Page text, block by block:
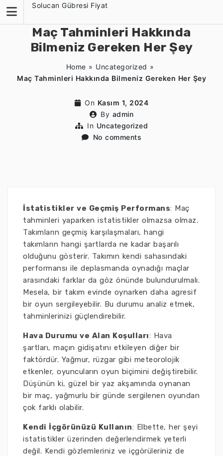
content
Solucan Gübresi Fiyat
Maç Tahminleri Hakkında
Bilmeniz Gereken Her Şey
Home » Uncategorized »
Maç Tahminleri Hakkında Bilmeniz Gereken Her Şey
On Kasım 1, 2024
By admin
In Uncategorized
No comments
İstatistikler ve Geçmiş Performans: Maç
tahminleri yaparken istatistikler olmazsa olmaz.
Takımların geçmiş karşılaşmaları, hangi
takımların hangi şartlarda ne kadar başarılı
olduğunu gösterir. Takımın kendi sahasındaki
performansı ile deplasmanda oynadığı maçlar
arasındaki farklar da göz önünde bulundurulmalı.
Mesela, bir takım evinde oynarken daha agresif
bir oyun sergileyebilir. Bu durumu analiz etmek,
tahminlerinizi güçlendirebilir.
Hava Durumu ve Alan Koşulları: Hava
şartları, maçın gidişatını etkileyen diğer bir
faktördür. Yağmur, rüzgar gibi meteorolojik
etkenler, oyuncuların oyun biçimini değiştirebilir.
Düşünün ki, güzel bir yaz akşamında oynanan
bir maç, yağmurlu bir günde sergilenen oyundan
çok farklı olabilir.
Kendi İçgörünüzü Kullanın: Elbette, her şeyi
istatistikler üzerinden değerlendirmek yeterli
değil. Kendi gözlemleriniz ve içgörüleriniz de